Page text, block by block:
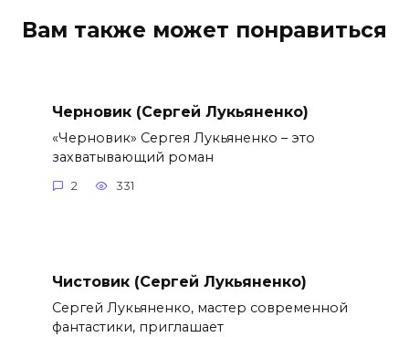
Вам также может понравиться
Черновик (Сергей Лукьяненко)
«Черновик» Сергея Лукьяненко – это
захватывающий роман
2 331
Чистовик (Сергей Лукьяненко)
Сергей Лукьяненко, мастер современной
фантастики, приглашает